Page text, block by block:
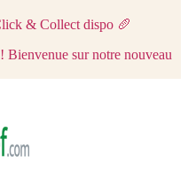
& Collect dispo 🥖
sur notre nouveau